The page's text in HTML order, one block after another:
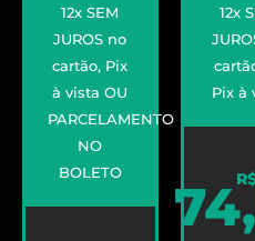
12x SEM
JUROS no
cartão, Pix
à vista OU
PARCELAMENTO
NO
BOLETO
12x
Pix à